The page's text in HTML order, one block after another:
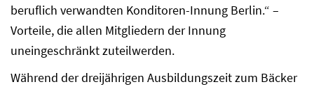
beruflich verwandten Konditoren-Innung Berlin.“ –
Vorteile, die allen Mitgliedern der Innung
uneingeschränkt zuteilwerden.
Während der dreijährigen Ausbildungszeit zum Bäcker